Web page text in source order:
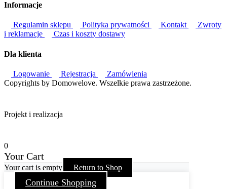
Informacje
Regulamin sklepu Polityka prywatności Kontakt
Zwroty
i reklamacje
Czas i koszty dostawy
Dla klienta
Logowanie Rejestracja
Zamówienia
Copyrights by Domowelove. Wszelkie prawa zastrzeżone.
Projekt i realizacja
0
Your Cart
Your cart is empty Return to Shop
Continue Shopping